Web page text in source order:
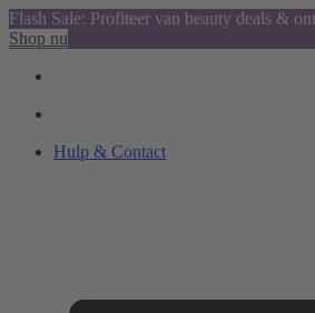
Flash Sale: Profiteer van beauty deals &
Shop nu
Hulp & Contact